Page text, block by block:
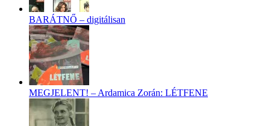
BARÁTNŐ – digitálisan
MEGJELENT! – Ardamica Zorán: LÉTFENE